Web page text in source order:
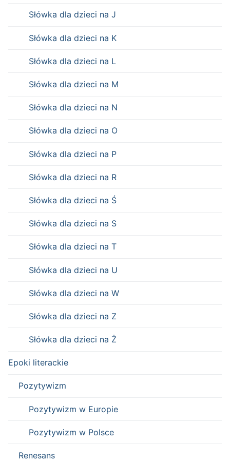
Słówka dla dzieci na J
Słówka dla dzieci na K
Słówka dla dzieci na L
Słówka dla dzieci na M
Słówka dla dzieci na N
Słówka dla dzieci na O
Słówka dla dzieci na P
Słówka dla dzieci na R
Słówka dla dzieci na Ś
Słówka dla dzieci na S
Słówka dla dzieci na T
Słówka dla dzieci na U
Słówka dla dzieci na W
Słówka dla dzieci na Z
Słówka dla dzieci na Ż
Epoki literackie
Pozytywizm
Pozytywizm w Europie
Pozytywizm w Polsce
Renesans